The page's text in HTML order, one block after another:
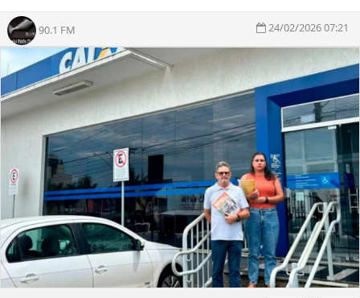
90.1 FM 24/02/2026 07:21